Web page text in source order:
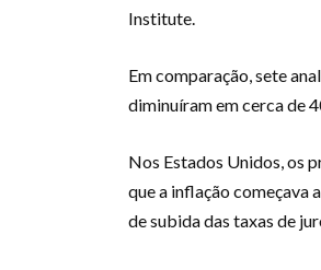
Institute.
Em comparação, sete
diminuíram em cerca de
Nos Estados Unidos, os
que a inflação começava
de subida das taxas de